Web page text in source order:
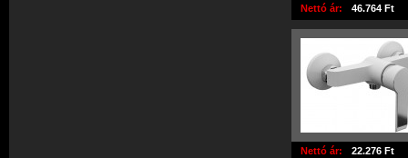
Nettó ár: 46.764 Ft
Nettó ár: 22.276 Ft